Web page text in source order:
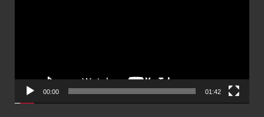
00:00 01:42